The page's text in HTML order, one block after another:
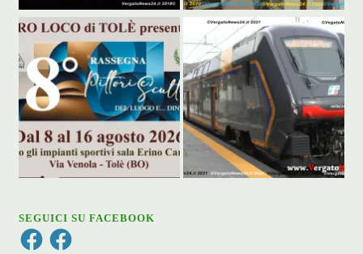
SEGUICI SU FACEBOOK
FacebookFacebook